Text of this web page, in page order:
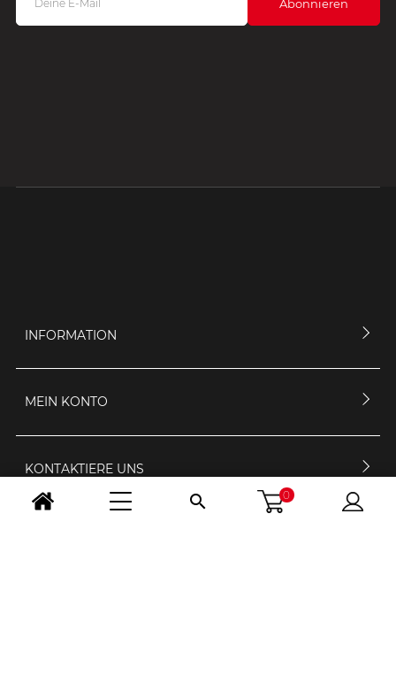
INFORMATION
MEIN KONTO
KONTAKTIERE UNS
 0